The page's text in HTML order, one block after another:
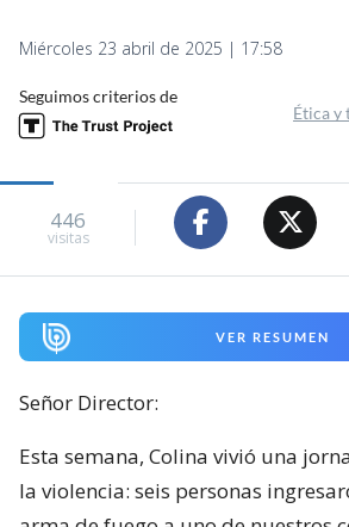
Miércoles 23 abril de 2025 | 17:58
Seguimos criterios de
Ética y
446
visitas
VER RESUMEN
Señor Director:
Esta semana, Colina vivió una
la violencia: seis personas